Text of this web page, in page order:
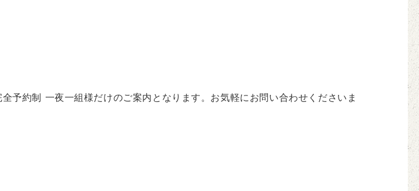
予約制 一夜一組様だけのご案内となります。お気軽にお問い合わせくださいま